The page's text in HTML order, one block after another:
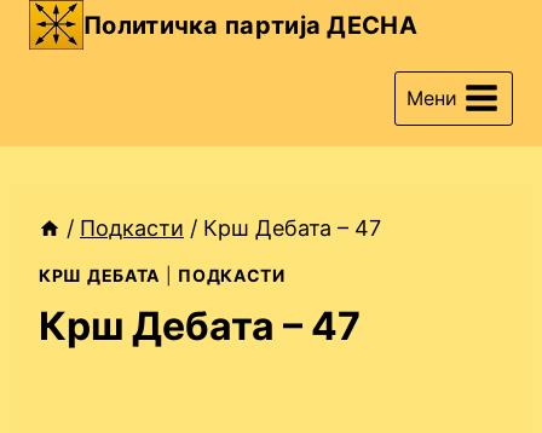
Skip
Политичка партија ДЕСНА
Мени
/ Подкасти / Крш Дебата – 47
КРШ ДЕБАТА ПОДКАСТИ
Крш Дебата – 47